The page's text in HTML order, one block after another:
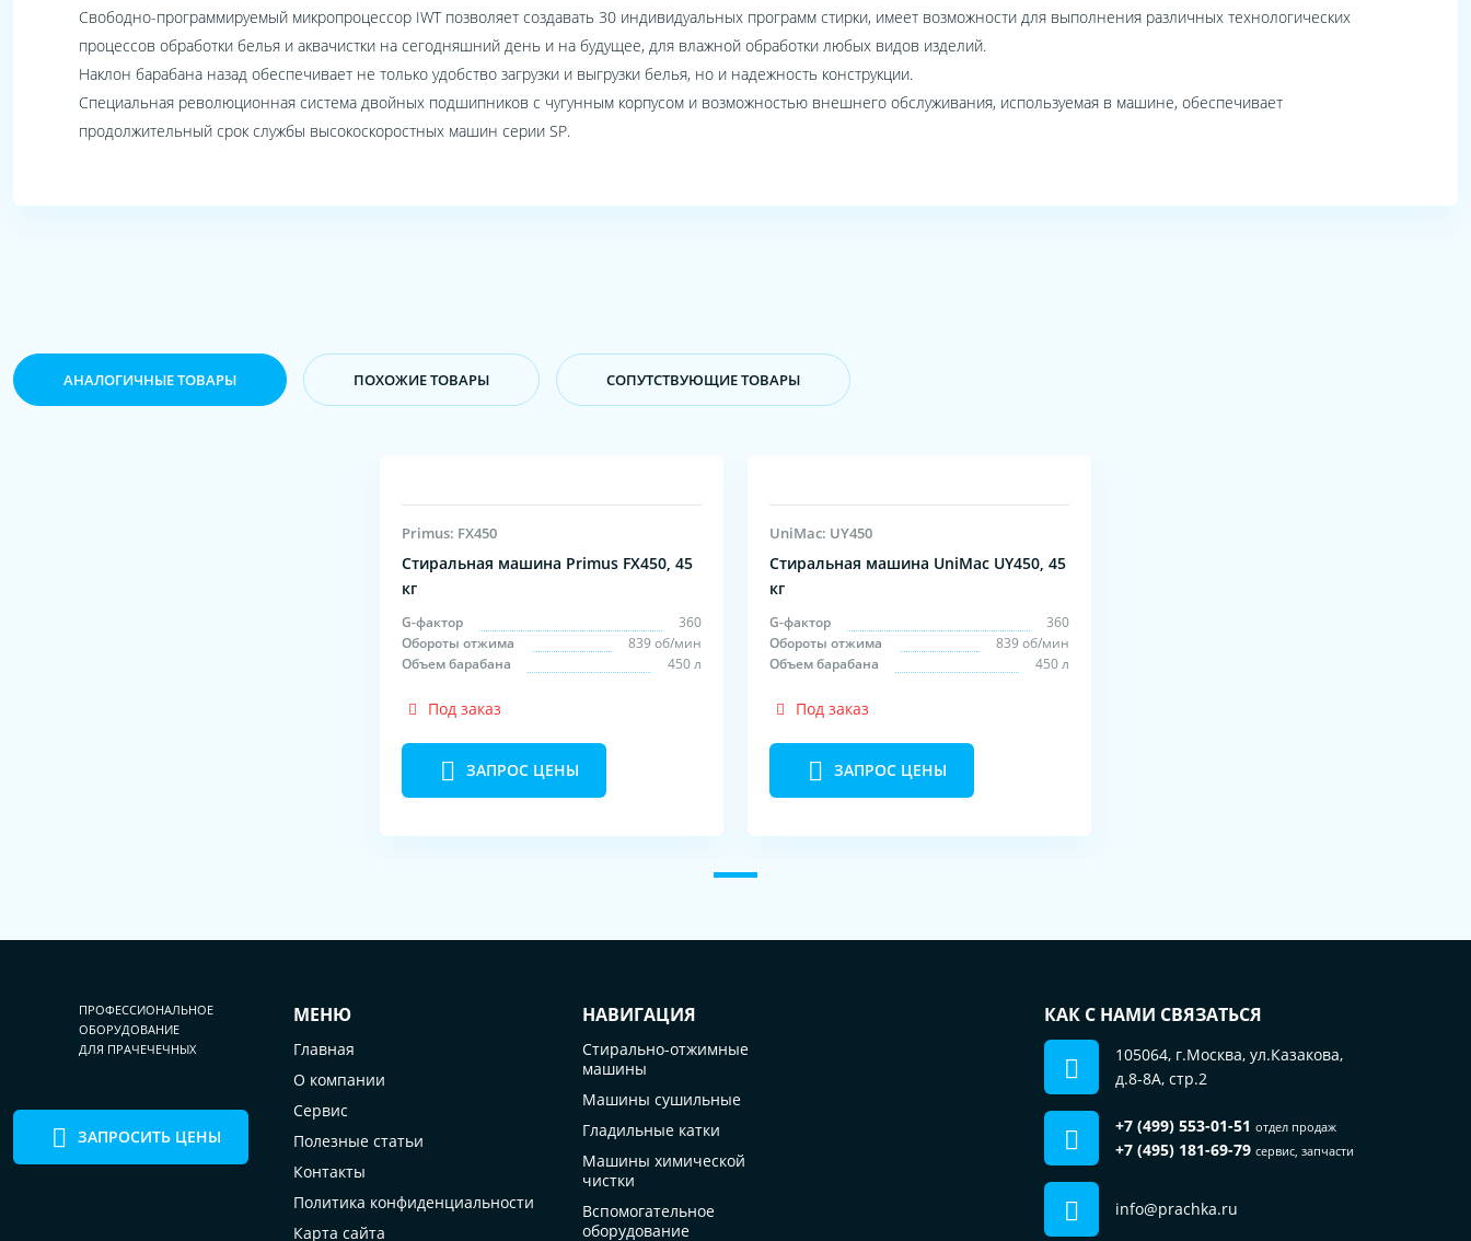
Свободно-программируемый микропроцессор IWT позволяет создавать 30 индивидуальных программ стирки, имеет возможности для выполнения различных технологических
процессов обработки белья и аквачистки на сегодняшний день и на будущее, для влажной обработки любых видов изделий.
Наклон барабана назад обеспечивает не только удобство загрузки и выгрузки белья, но и надежность конструкции.
Специальная революционная система двойных подшипников с чугунным корпусом и возможностью внешнего обслуживания, используемая в машине, обеспечивает
продолжительный срок службы высокоскоростных машин серии SP.
АНАЛОГИЧНЫЕ ТОВАРЫ ПОХОЖИЕ ТОВАРЫ CОПУТСТВУЮЩИЕ ТОВАРЫ
Primus: FX450
Стиральная машина Primus FX450, 45
кг
G-фактор
360
Обороты отжима
839 об/мин
Объем барабана
450 л
Под заказ
ЗАПРОС ЦЕНЫ
UniMac: UY450
Стиральная машина UniMac UY450, 45
кг
G-фактор
360
Обороты отжима
839 об/мин
Объем барабана
450 л
Под заказ
ЗАПРОС ЦЕНЫ
Пользуясь сайтом, вы соглашаетесь на
использование файлов cookie.
ПРОФЕССИОНАЛЬНОЕ
ОБОРУДОВАНИЕ
ДЛЯ ПРАЧЕЧЕЧНЫХ
ЗАПРОСИТЬ ЦЕНЫ
МЕНЮ
Главная
О компании
Сервис
Полезные статьи
Контакты
Политика конфиденциальности
Карта сайта
НАВИГАЦИЯ
Стирально-отжимные
машины
Машины сушильные
Гладильные катки
Машины химической
чистки
Вспомогательное
оборудование
КАК С НАМИ СВЯЗАТЬСЯ
105064, г.Москва, ул.Казакова,
д.8-8А, стр.2
+7 (499) 553-01-51 отдел продаж
+7 (495) 181-69-79 сервис, запчасти
info@prachka.ru